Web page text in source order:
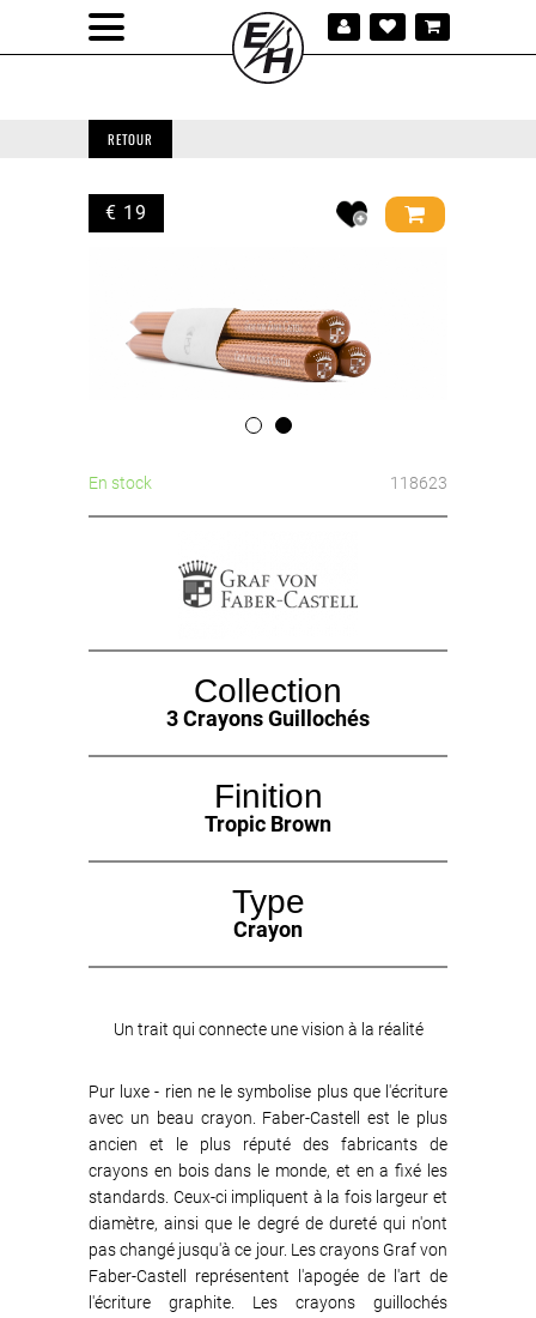
RETOUR
€ 19
En stock 118623
Collection
3 Crayons Guillochés
Finition
Tropic Brown
Type
Crayon
Un trait qui connecte une vision à la réalité
Pur luxe - rien ne le symbolise plus que l'écriture
avec un beau crayon. Faber-Castell est le plus
ancien et le plus réputé des fabricants de
crayons en bois dans le monde, et en a fixé les
standards. Ceux-ci impliquent à la fois largeur et
diamètre, ainsi que le degré de dureté qui n'ont
pas changé jusqu'à ce jour. Les crayons Graf von
Faber-Castell représentent l'apogée de l'art de
l'écriture graphite. Les crayons guillochés